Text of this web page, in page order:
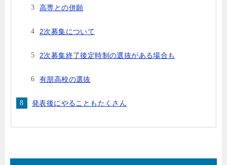
高専との併願
2次募集について
2次募集終了後定時制の選抜がある場合も
有朋高校の選抜
発表後にやることもたくさん